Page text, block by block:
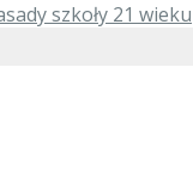
szkoły 21 wieku